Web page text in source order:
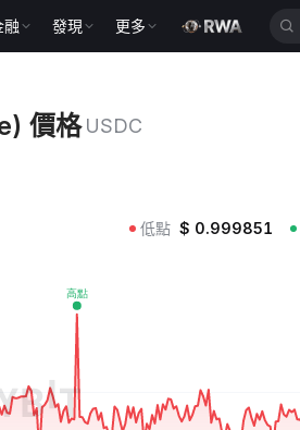
融 發現 更多
價格 USDC
低點 $ 0.999851